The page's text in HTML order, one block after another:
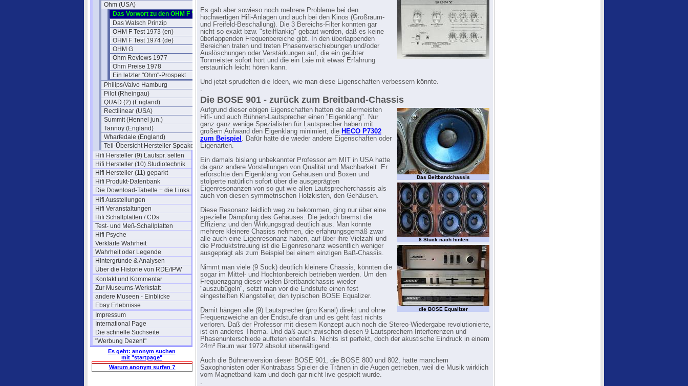
Ohm (USA)
Das Vorwort zu den OHM F "Boxen"
Das Walsch Prinzip
OHM F Test 1973 (en)
OHM F Test 1974 (de)
OHM G
Ohm Reviews 1977
Ohm Preise 1978
Ein letzter "Ohm"-Prospekt
Philips/Valvo Hamburg
Pilot (Rheingau)
QUAD (2) (England)
Rectilinear (USA)
Summit (Hennel jun.)
Tannoy (England)
Wharfedale (England)
Teil-Übersicht Hersteller Speaker
Hifi Hersteller (9) Lautspr. selten
Hifi Hersteller (10) Studiotechnik
Hifi Hersteller (11) geparkt
Hifi Produkt-Datenbank
Die Download-Tabelle + die Links
Hifi Ausstellungen
Hifi Veranstaltungen
Hifi Schallplatten / CDs
Test- und Meß-Schallplatten
Hifi Psyche
Verklärte Wahrheit
Wahrheit oder Legende
Hintergründe & Analysen
Über die Historie von RDE/IPW
Kontakt und Kommentar
Zur Museums-Werkstatt
andere Museen - Einblicke
Ebay Erlebnisse
Impressum
International Page
Die schnelle Suchseite
"Werbung Dezent"
Es geht: anonym suchen
mit "startpage"
Warum anonym surfen ?
Es gab aber sowieso noch mehrere Probleme bei den
hochwertigen Hifi-Anlagen und auch bei den Kinos (Großraum-
und Freifeld-Beschallung). Die 3 Bereichs-Filter konnten gar
nicht so exakt bzw. "steilflankig" gebaut werden, daß es keine
überlappenden Frequenbereiche gibt. In den überlappenden
Bereichen traten und treten Phasenverschiebungen und/oder
Auslöschungen oder Verstärkungen auf, die ein geübter
Tonmeister sofort hört und die ein Laie mit etwas Erfahrung
erstaunlich leicht hören kann.
Und jetzt sprudelten die Ideen, wie man diese Eigenschaften verbessern könnte.
.
Die BOSE 901 - zurück zum Breitband-Chassis
Das Beitbandchassis
8 Stück nach hinten
die BOSE Equalizer
Aufgrund dieser obigen Eigenschaften hatten die allermeisten
Hifi- und auch Bühnen-Lautsprecher einen "Eigenklang". Nur
ganz ganz wenige Spezialisten für Lautsprecher haben mit
großem Aufwand den Eigenklang minimiert, die HECO P7302
zum Beispiel . Dafür hatte die wieder andere Eigenschaften oder
Eigenarten.
Ein damals bislang unbekannter Professor am MIT in USA hatte
da ganz andere Vorstellungen von Qualität und Machbarkeit. Er
erforschte den Eigenklang von Gehäusen und Boxen und
stolperte natürlich sofort über die ausgeprägten
Eigenresonanzen von so gut wie allen Lautsprecherchassis als
auch von diesen symmetrischen Holzkisten, den Gehäusen.
Diese Resonanz leidlich weg zu bekommen, ging nur über eine
spezielle Dämpfung des Gehäuses. Die jedoch bremst die
Effizienz und den Wirkungsgrad deutlich aus. Man könnte
mehrere kleinere Chasiss nehmen, die erfahrungsgemäß zwar
alle auch eine Eigenresonanz haben, auf über ihre Vielzahl und
die Produktstreuung ist die Eigenresonanz wesentlich weniger
ausgeprägt als zum Beispiel bei einem einzigen Baß-Chassis.
Nimmt man viele (9 Sück) deutlich kleinere Chassis, könnten die
sogar im Mittel- und Hochtonbereich betrieben werden. Um den
Frequenzgang dieser vielen Breitbandchassis wieder
"auszubügeln", setzt man vor die Endstufe einen fest
eingestellten Klangsteller, den typischen BOSE Equalizer.
Damit hängen alle (9) Lautsprecher (pro Kanal) direkt und ohne
Frequenzweiche an der Endstufe dran und es geht fast nichts
verloren. Daß der Professor mit diesem Konzept auch noch die Stereo-Wiedergabe revolutionierte,
ist ein anderes Thema. Und daß auch zwischen diesen 9 Lautsprechern Interferenzen und
Phasenunterschiede aufteten ebenfalls. Nichts ist perfekt, doch der akustische Eindruck in einem
24m² Raum war 1972 absolut überwältigend.
Auch die Bühnenversion dieser BOSE 901, die BOSE 800 und 802, hatte manchem
Saxophonisten oder Kontrabass Spieler die Tränen in die Augen getrieben, weil die Musik wirklich
vom Magnetband kam und doch gar nicht live gespielt wurde.
.